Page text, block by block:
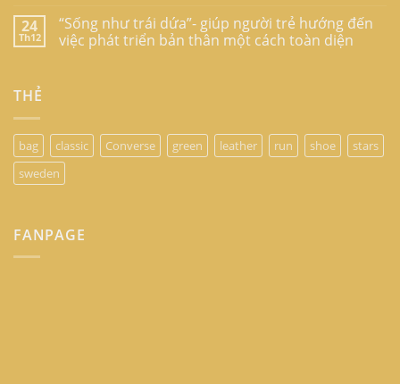
24
Th12
“Sống như trái dứa”- giúp người trẻ hướng đến
việc phát triển bản thân một cách toàn diện
THẺ
bag classic Converse green leather run shoe
stars
sweden
FANPAGE